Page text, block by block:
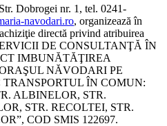
Dobrogei nr. 1, tel. 0241-
navodari.ro, organizează în
directă privind atribuirea
DE CONSULTANŢĂ ÎN
IMBUNĂTĂŢIREA
NĂVODARI PE
ÎN COMUN:
ALBINELOR, STR.
STR. RECOLTEI, STR.
COD SMIS 122697.